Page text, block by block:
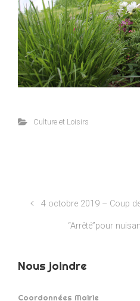
Culture et Loisirs
4 octobre 2019 – Coup
“Arrêté”pour
Nous joindre
Coordonnées Mairie